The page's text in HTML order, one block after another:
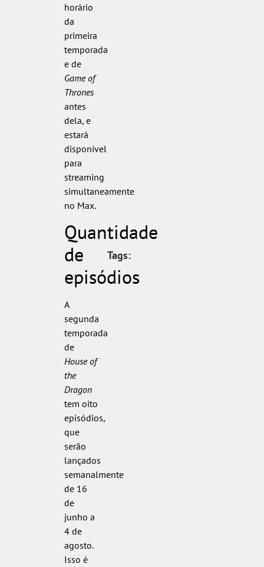
horário
da
primeira
temporada
e de
Game of
Thrones
antes
dela, e
estará
disponível
para
streaming
simultaneamente
no Max.
Quantidade
de
episódios
A
segunda
temporada
de
House of
the
Dragon
tem oito
episódios,
que
serão
lançados
semanalmente
de 16
de
junho a
4 de
agosto.
Isso é
Tags: